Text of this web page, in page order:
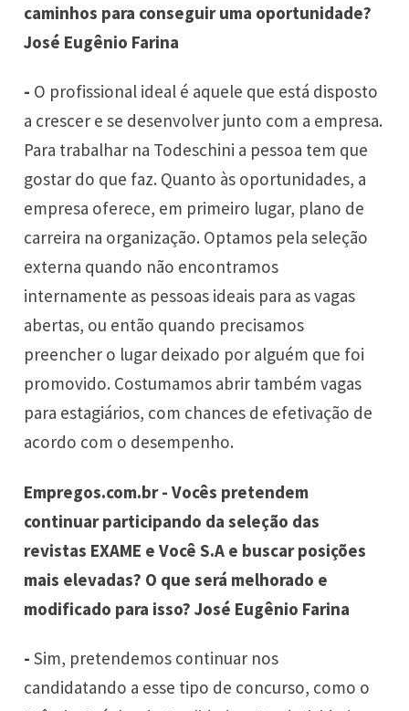
caminhos para conseguir uma oportunidade?
José Eugênio Farina
- O profissional ideal é aquele que está disposto
a crescer e se desenvolver junto com a empresa.
Para trabalhar na Todeschini a pessoa tem que
gostar do que faz. Quanto às oportunidades, a
empresa oferece, em primeiro lugar, plano de
carreira na organização. Optamos pela seleção
externa quando não encontramos
internamente as pessoas ideais para as vagas
abertas, ou então quando precisamos
preencher o lugar deixado por alguém que foi
promovido. Costumamos abrir também vagas
para estagiários, com chances de efetivação de
acordo com o desempenho.
Empregos.com.br - Vocês pretendem
continuar participando da seleção das
revistas EXAME e Você S.A e buscar posições
mais elevadas? O que será melhorado e
modificado para isso? José Eugênio Farina
- Sim, pretendemos continuar nos
candidatando a esse tipo de concurso, como o